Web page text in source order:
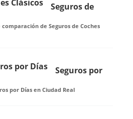
Seguros de
de Seguros de Coches
Seguros por
por Días en Ciudad Real